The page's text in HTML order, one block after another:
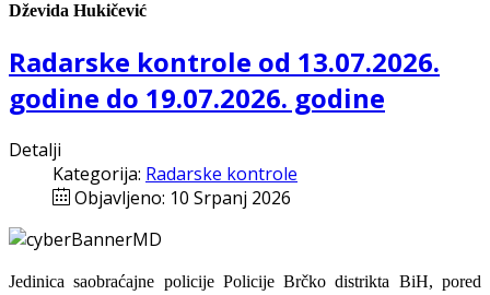
Dževida Hukičević
Radarske kontrole od 13.07.2026.
godine do 19.07.2026. godine
Detalji
Kategorija: Radarske kontrole
Objavljeno: 10 Srpanj 2026
Jedinica saobraćajne policije Policije Brčko distrikta BiH, pored